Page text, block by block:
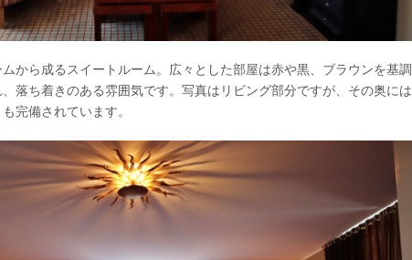
から成るスイートルーム。広々とした部屋は赤や黒、ブラウンを基調
落ち着きのある雰囲気です。写真はリビング部分ですが、その奥には
完備されています。